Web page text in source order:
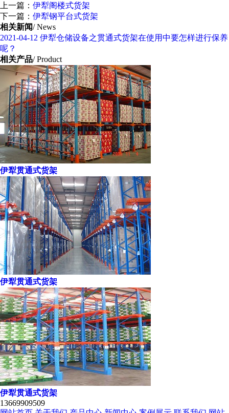
上一篇： 伊犁阁楼式货架
下一篇： 伊犁钢平台式货架
相关新闻/ News
2021-04-12 伊犁仓储设备之贯通式货架在使用中要怎样进行保养
呢？
相关产品/ Product
伊犁贯通式货架
伊犁贯通式货架
伊犁贯通式货架
13669909509